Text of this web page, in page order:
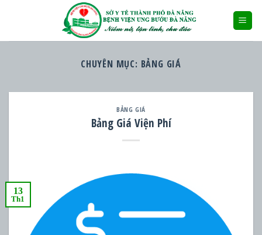
CHUYÊN MỤC: BẢNG GIÁ
BẢNG GIÁ
Bảng Giá Viện Phí
13
Th1